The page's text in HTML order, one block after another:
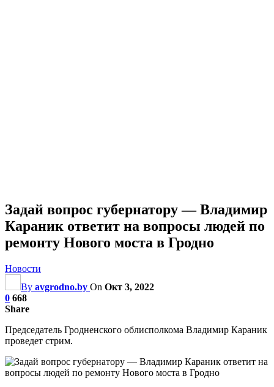
Задай вопрос губернатору — Владимир
Караник ответит на вопросы людей по
ремонту Нового моста в Гродно
Новости
By avgrodno.by On Окт 3, 2022
0 668
Share
Председатель Гродненского облисполкома Владимир Караник
проведет стрим.